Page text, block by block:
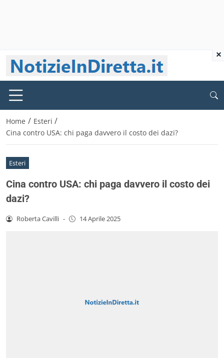
Home / Esteri /
Cina contro USA: chi paga davvero il costo dei dazi?
Esteri
Cina contro USA: chi paga davvero il costo dei
dazi?
Roberta Cavilli - 14 Aprile 2025
×